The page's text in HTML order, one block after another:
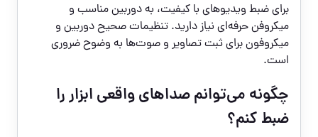
برای ضبط ویدیوهای با کیفیت، به دوربین مناسب و
میکروفن حرفه‌ای نیاز دارید. تنظیمات صحیح دوربین و
میکروفون برای ثبت تصاویر و صوت‌ها به وضوح ضروری
است.
چگونه می‌توانم صداهای واقعی ابزار را
ضبط کنم؟